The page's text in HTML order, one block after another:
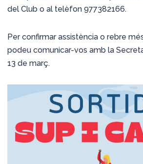
del Club o al telèfon 977382166.
Per confirmar assistència o rebre
podeu comunicar-vos amb la
13 de març.